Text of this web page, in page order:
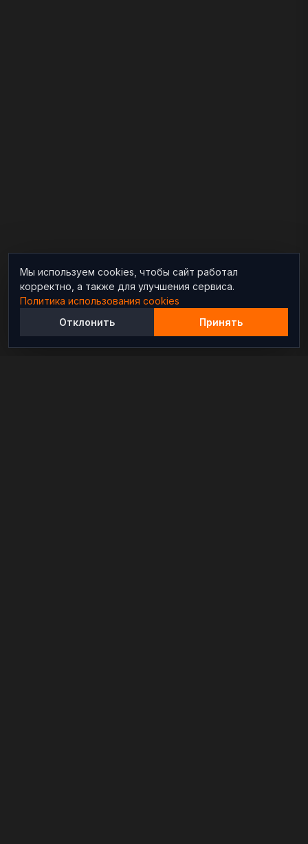
Мы используем cookies, чтобы сайт работал
корректно, а также для улучшения сервиса.
Политика использования cookies
Отклонить
Принять